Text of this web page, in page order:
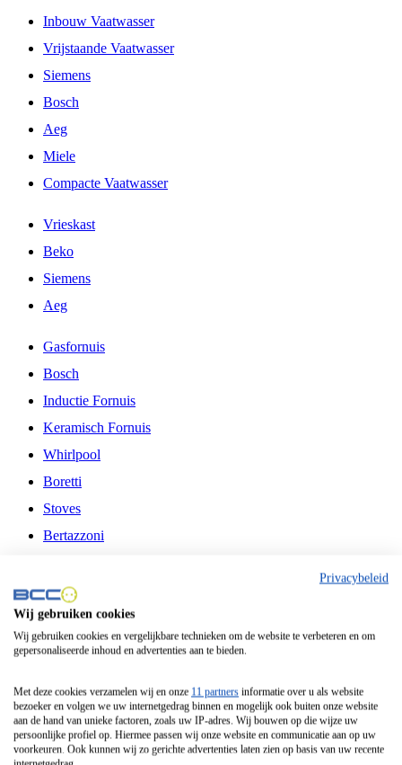
Inbouw Vaatwasser
Vrijstaande Vaatwasser
Siemens
Bosch
Aeg
Miele
Compacte Vaatwasser
Vrieskast
Beko
Siemens
Aeg
Gasfornuis
Bosch
Inductie Fornuis
Keramisch Fornuis
Whirlpool
Boretti
Stoves
Bertazzoni
Fitelli
Airfryer
Frituurpan
Contactgrill
Broodbakmachine
Broodrooster
Privacybeleid
Wij gebruiken cookies
Wij gebruiken cookies en vergelijkbare technieken om de website te verbeteren en om
gepersonaliseerde inhoud en advertenties aan te bieden.
Met deze cookies verzamelen wij en onze 11 partners informatie over u als website
bezoeker en volgen we uw internetgedrag binnen en mogelijk ook buiten onze website
aan de hand van unieke factoren, zoals uw IP-adres. Wij bouwen op die wijze uw
persoonlijke profiel op. Hiermee passen wij onze website en communicatie aan op uw
voorkeuren. Ook kunnen wij zo gerichte advertenties laten zien op basis van uw recente